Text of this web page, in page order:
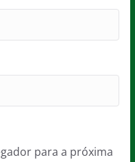
para a próxima